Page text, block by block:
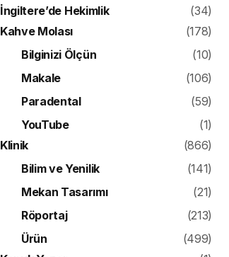
İngiltere’de Hekimlik
(34)
Kahve Molası
(178)
Bilginizi Ölçün
(10)
Makale
(106)
Paradental
(59)
YouTube
(1)
Klinik
(866)
Bilim ve Yenilik
(141)
Mekan Tasarımı
(21)
Röportaj
(213)
Ürün
(499)